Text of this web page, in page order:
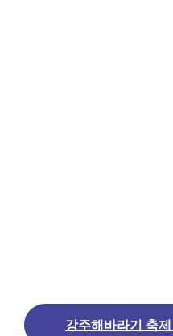
강주해바라기 축